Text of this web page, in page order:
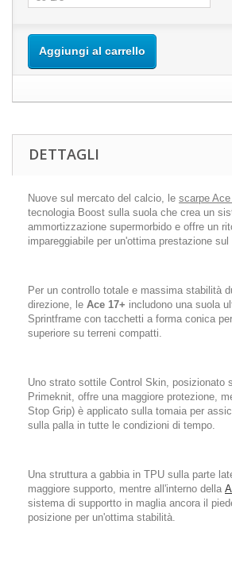
Aggiungi al carrello
DETTAGLI
Nuove sul mercato del calcio, le scarpe
tecnologia Boost sulla suola che crea un
ammortizzazione supermorbido e offre un
impareggiabile per un'ottima prestazione sul
Per un controllo totale e massima stabilità
direzione, le Ace 17+ includono una suola
Sprintframe con tacchetti a forma conica
superiore su terreni compatti.
Uno strato sottile Control Skin, posizionato
Primeknit, offre una maggiore protezione,
Stop Grip) è applicato sulla tomaia per
sulla palla in tutte le condizioni di tempo.
Una struttura a gabbia in TPU sulla parte
maggiore supporto, mentre all'interno della
sistema di supportto in maglia ancora il
posizione per un'ottima stabilità.